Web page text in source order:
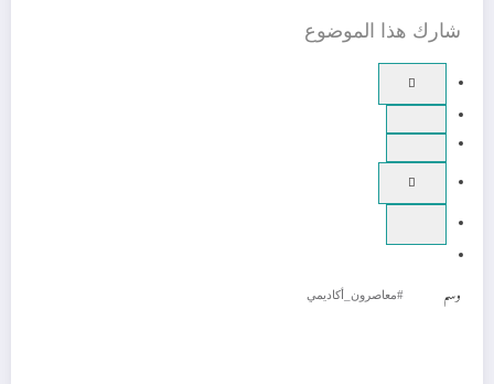
شارك هذا الموضوع
وسم #معاصرون_أكاديمي